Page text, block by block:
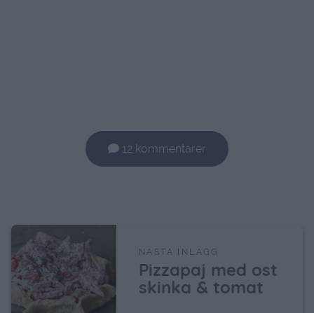
12 kommentarer
NÄSTA INLÄGG
Pizzapaj med ost
skinka & tomat